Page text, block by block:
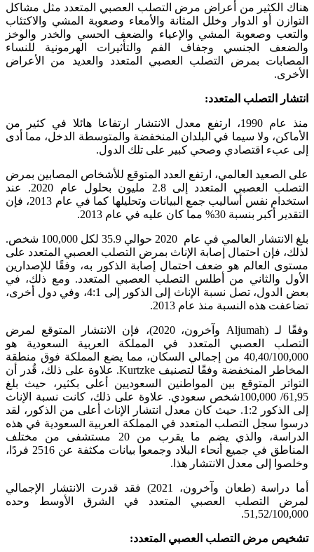
هناك الكثير من أعراض مرض التصلب العصبي المتعدد مثل مشاكل
التوازن أو الدوار وخلل المثانة والأمعاء وصعوبة المشي والاكتئاب
والتعب وصعوبة المشي والإعياء والضعف الحسي والخدر والوخز
والضعف الجنسي وجفاف الفم والتأثيرات الهرمونية للنساء
المصابات بمرض التصلب العصبي المتعدد والعديد من الأعراض
الأخرى.
انتشار التصلب المتعدد:
منذ عام 1990، ارتفع معدل الانتشار ارتفاعا هائلا في كثير من
الأماكن، ولا سيما في البلدان المنخفضة والمتوسطة الدخل، مما أدى
إلى عبء اقتصادي وصحي كبير على تلك الدول.
على الصعيد العالمي، ارتفع العدد المتوقع للأشخاص المصابين بمرض
التصلب العصبي المتعدد إلى 2.8 مليون بحلول عام 2020. عند
استخدام نفس أساليب جمع البيانات وتحليلها كما في عام 2013، فإن
التقدير أكبر بنسبة 30% مما كان عليه في عام 2013.
بلغ الانتشار العالمي في عام 2020 حوالي 35.9 لكل 100,000 شخص.
لذلك، فإن احتمال إصابة الإناث بمرض التصلب العصبي المتعدد على
مستوى العالم هو ضعف احتمال إصابة الذكور به، وفقًا للإصدارين
الأول والثاني من أطلس التصلب العصبي المتعدد. ومع ذلك، في
بعض الدول، تصل نسبة الإناث إلى الذكور إلى 4:1، وفي دول أخرى،
تضاعفت هذه النسبة منذ عام 2013.
وفقًا لـ (Aljumah وآخرون، 2020)، فإن الانتشار المتوقع لمرض
التصلب العصبي المتعدد في المملكة العربية السعودية هو
40,40/100,000 من إجمالي السكان، مما يضع المملكة فوق منطقة
المخاطر المنخفضة وفقًا لتصنيف Kurtzke. علاوة على ذلك، قُدر أن
التواتر المتوقع بين المواطنين السعوديين أعلى بكثير، حيث بلغ
61,95/ 100,000شخص سعودي. علاوة على ذلك، كانت نسبة الإناث
إلى الذكور 1:2. حيث كان معدل انتشار الإناث أعلى من الذكور، لقد
درسوا سجل التصلب المتعدد في المملكة العربية السعودية في هذه
الدراسة، والذي يضم ما يقرب من 20 مستشفى من مختلف
المناطق في جميع أنحاء البلاد وجمعوا بيانات مكثفة عن 2516 فردًا،
وخلصوا إلى معدل الانتشار هذا.
أما دراسة (طعان وآخرون، 2021) فقد قدرت الانتشار الإجمالي
لمرض التصلب العصبي المتعدد في الشرق الأوسط وحده
51,52/100,000.
تشخيص مرض التصلب العصبي المتعدد: